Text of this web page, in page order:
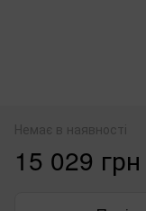
Немає в наявності
15 029 грн